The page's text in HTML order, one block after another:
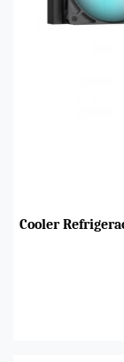
Cooler